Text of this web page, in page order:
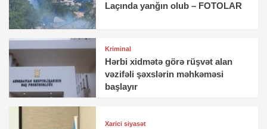
Laçında yanğın olub – FOTOLAR
Kriminal
Hərbi xidmətə görə rüşvət alan
vəzifəli şəxslərin məhkəməsi
başlayır
Xarici siyasət